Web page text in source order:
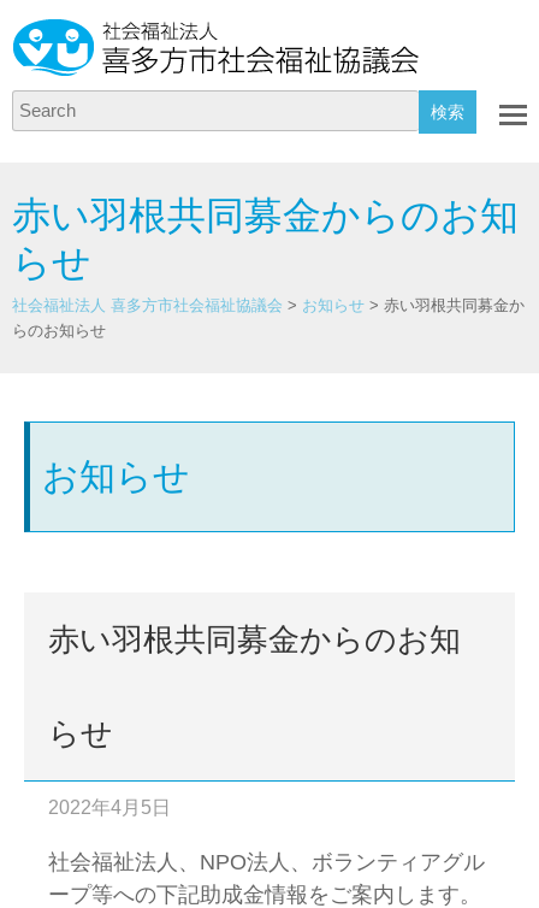
Search
赤い羽根共同募金からのお知
らせ
社会福祉法人 喜多方市社会福祉協議会 > お知らせ > 赤い羽根共同募金か
らのお知らせ
お知らせ
赤い羽根共同募金からのお知
らせ
2022年4月5日
社会福祉法人、NPO法人、ボランティアグル
ープ等への下記助成金情報をご案内します。